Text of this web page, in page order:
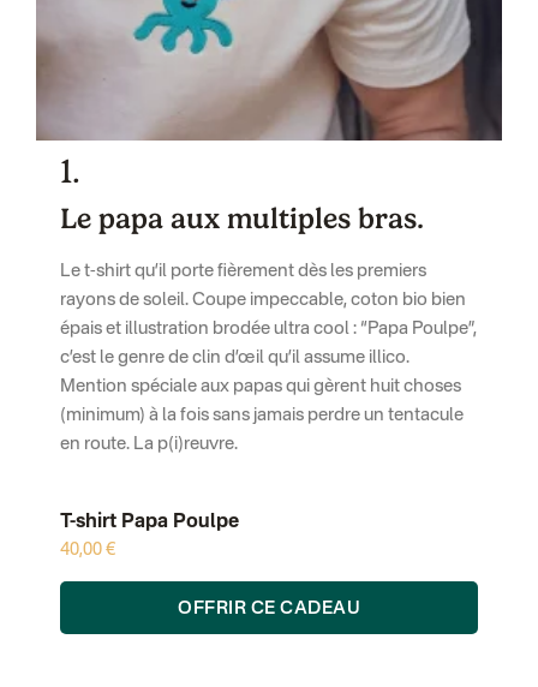
1.
Le papa aux multiples bras.
Le t-shirt qu’il porte fièrement dès les premiers
rayons de soleil. Coupe impeccable, coton bio bien
épais et illustration brodée ultra cool : “Papa Poulpe”,
c’est le genre de clin d’œil qu’il assume illico.
Mention spéciale aux papas qui gèrent huit choses
(minimum) à la fois sans jamais perdre un tentacule
en route. La p(i)reuvre.
T-shirt Papa Poulpe
40,00 €
OFFRIR CE CADEAU